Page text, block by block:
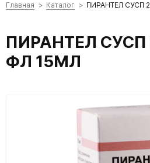
Главная Каталог ПИРАНТЕЛ СУСП
ПИРАНТЕЛ
ФЛ 15МЛ